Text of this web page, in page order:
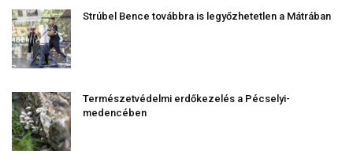
Strúbel Bence továbbra is legyőzhetetlen a Mátrában
Természetvédelmi erdőkezelés a Pécselyi-
medencében